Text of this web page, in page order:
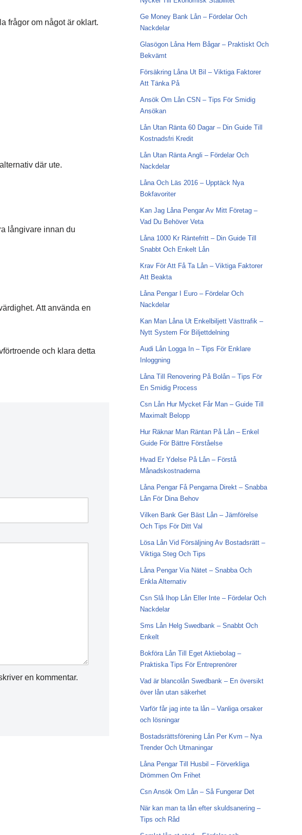
frågor om något är oklart.
där ute.
långivare innan du
Att använda en
och klara detta
en kommentar.
Ge Money Bank Lån – Fördelar Och
Nackdelar
Glasögon Låna Hem Bågar – Praktiskt Och
Bekvämt
Försäkring Låna Ut Bil – Viktiga Faktorer
Att Tänka På
Ansök Om Lån CSN – Tips För Smidig
Ansökan
Lån Utan Ränta 60 Dagar – Din Guide Till
Kostnadsfri Kredit
Lån Utan Ränta Angli – Fördelar Och
Nackdelar
Låna Och Läs 2016 – Upptäck Nya
Bokfavoriter
Kan Jag Låna Pengar Av Mitt Företag –
Vad Du Behöver Veta
Låna 1000 Kr Räntefritt – Din Guide Till
Snabbt Och Enkelt Lån
Krav För Att Få Ta Lån – Viktiga Faktorer
Att Beakta
Låna Pengar I Euro – Fördelar Och
Nackdelar
Kan Man Låna Ut Enkelbiljett Västtrafik –
Nytt System För Biljettdelning
Audi Lån Logga In – Tips För Enklare
Inloggning
Låna Till Renovering På Bolån – Tips För
En Smidig Process
Csn Lån Hur Mycket Får Man – Guide Till
Maximalt Belopp
Hur Räknar Man Räntan På Lån – Enkel
Guide För Bättre Förståelse
Hvad Er Ydelse På Lån – Förstå
Månadskostnaderna
Låna Pengar Få Pengarna Direkt – Snabba
Lån För Dina Behov
Vilken Bank Ger Bäst Lån – Jämförelse
Och Tips För Ditt Val
Lösa Lån Vid Försäljning Av Bostadsrätt –
Viktiga Steg Och Tips
Låna Pengar Via Nätet – Snabba Och
Enkla Alternativ
Csn Slå Ihop Lån Eller Inte – Fördelar Och
Nackdelar
Sms Lån Helg Swedbank – Snabbt Och
Enkelt
Bokföra Lån Till Eget Aktiebolag –
Praktiska Tips För Entreprenörer
Vad är blancolån Swedbank – En översikt
över lån utan säkerhet
Varför får jag inte ta lån – Vanliga orsaker
och lösningar
Bostadsrättsförening Lån Per Kvm – Nya
Trender Och Utmaningar
Låna Pengar Till Husbil – Förverkliga
Drömmen Om Frihet
Csn Ansök Om Lån – Så Fungerar Det
När kan man ta lån efter skuldsanering –
Tips och Råd